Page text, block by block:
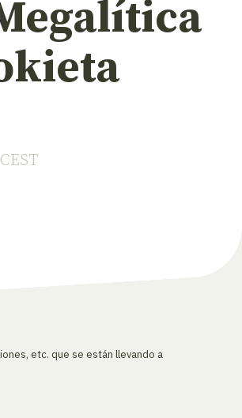
CEST
etc. que se están llevando a